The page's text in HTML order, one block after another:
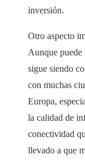
inversión.
Otro aspecto
Aunque puede
sigue siendo
con muchas
Europa,
la calidad de
conectividad
llevado a que